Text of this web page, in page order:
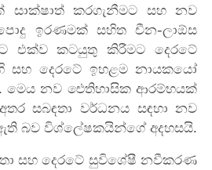
සාක්ෂාත් කරගැනීමට සහ නව
ඉරණමක් සහිත චීන-ලාඕස
එක්ව කටයුතු කිරීමට දෙරටේ
සහ දෙරටේ ඉහළම නායකයෝ
මෙය නව ඓතිහාසික ආරම්භ‍යක්
අතර සබඳතා වර්ධනය සඳහා නව
බව විශ්ලේෂකයින්ගේ අදහසයි.
සහ දෙරටේ සුවිශේෂී නවීකරණ